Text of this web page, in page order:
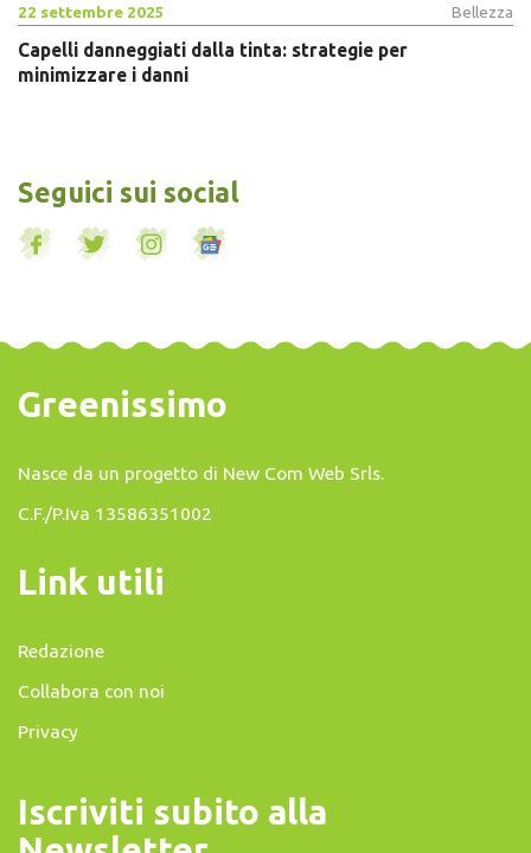
22 settembre 2025 Bellezza
Capelli danneggiati dalla tinta: strategie per
minimizzare i danni
Seguici sui social
Greenissimo
Nasce da un progetto di New Com Web Srls.
C.F./P.Iva 13586351002
Link utili
Redazione
Collabora con noi
Privacy
Iscriviti subito alla